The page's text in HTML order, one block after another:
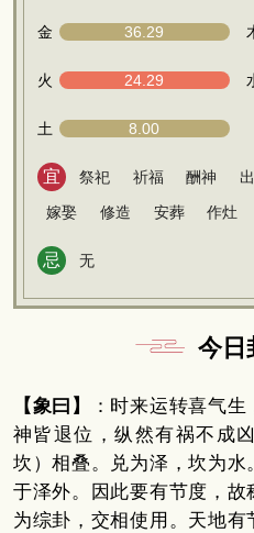
金 36.29
火 24.29
土 8.00
宜 祭祀 祈福 酬神
嫁娶
修造 安葬 作灶
忌 无
今日
【象曰】
：时来运转喜气
神皆退位，纵然有祸不成
坎）相叠。兑为泽，坎为
于泽外。因此要有节度，
为综卦，交相使用。天地